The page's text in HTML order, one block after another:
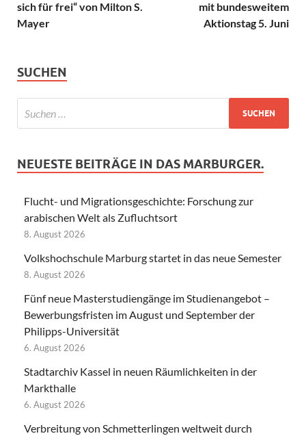
sich für frei“ von Milton S.
Mayer
mit bundesweitem
Aktionstag 5. Juni
SUCHEN
NEUESTE BEITRÄGE IN DAS MARBURGER.
Flucht- und Migrationsgeschichte: Forschung zur
arabischen Welt als Zufluchtsort
8. August 2026
Volkshochschule Marburg startet in das neue Semester
8. August 2026
Fünf neue Masterstudiengänge im Studienangebot –
Bewerbungsfristen im August und September der
Philipps-Universität
6. August 2026
Stadtarchiv Kassel in neuen Räumlichkeiten in der
Markthalle
6. August 2026
Verbreitung von Schmetterlingen weltweit durch